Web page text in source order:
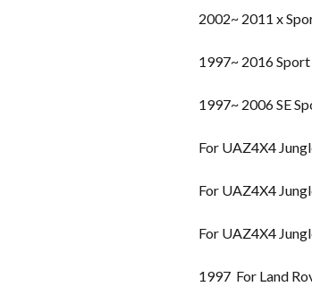
2002~ 2011 x
1997~ 2016
1997~ 2006 SE
For UAZ4X4
For UAZ4X4
For UAZ4X4
1997 For Land